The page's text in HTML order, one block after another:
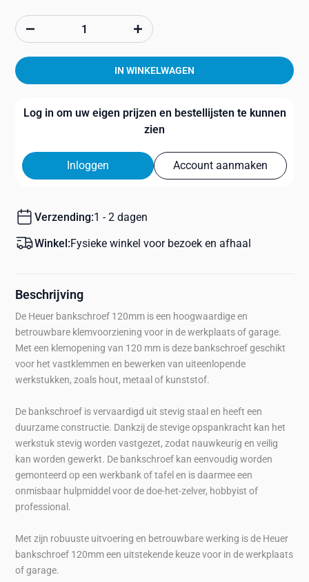
IN WINKELWAGEN
Log in om uw eigen prijzen en bestellijsten te kunnen
zien
Inloggen Account aanmaken
Verzending:1 - 2 dagen
Winkel:Fysieke winkel voor bezoek en afhaal
Beschrijving
De Heuer bankschroef 120mm is een hoogwaardige en
betrouwbare klemvoorziening voor in de werkplaats of garage.
Met een klemopening van 120 mm is deze bankschroef geschikt
voor het vastklemmen en bewerken van uiteenlopende
werkstukken, zoals hout, metaal of kunststof.
De bankschroef is vervaardigd uit stevig staal en heeft een
duurzame constructie. Dankzij de stevige opspankracht kan het
werkstuk stevig worden vastgezet, zodat nauwkeurig en veilig
kan worden gewerkt. De bankschroef kan eenvoudig worden
gemonteerd op een werkbank of tafel en is daarmee een
onmisbaar hulpmiddel voor de doe-het-zelver, hobbyist of
professional.
Met zijn robuuste uitvoering en betrouwbare werking is de Heuer
bankschroef 120mm een uitstekende keuze voor in de werkplaats
of garage.